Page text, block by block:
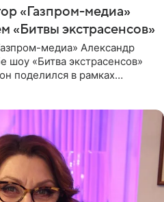
«Газпром-медиа»
«Битвы экстрасенсов»
медиа» Александр
шоу «Битва экстрасенсов»
поделился в рамках